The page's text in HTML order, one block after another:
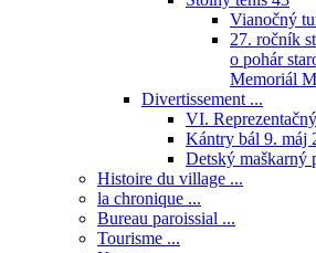
Vianočný
27. ročník
o pohár
Memoriál
Divertissement ...
VI.
Kántry bál 9. máj
Detský maškarný
Histoire du village ...
la chronique ...
Bureau paroissial ...
Tourisme ...